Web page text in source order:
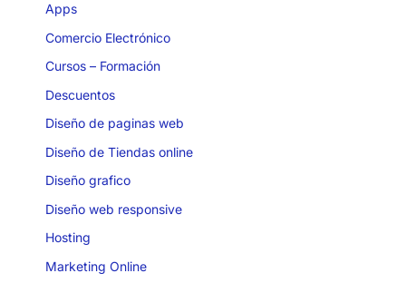
Apps
Comercio Electrónico
Cursos – Formación
Descuentos
Diseño de paginas web
Diseño de Tiendas online
Diseño grafico
Diseño web responsive
Hosting
Marketing Online